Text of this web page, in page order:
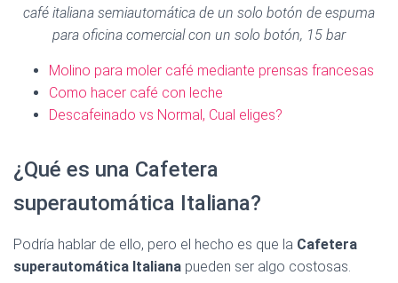
café italiana semiautomática de un solo botón de espuma
para oficina comercial con un solo botón, 15 bar
Molino para moler café mediante prensas francesas
Como hacer café con leche
Descafeinado vs Normal, Cual eliges?
¿Qué es una Cafetera
superautomática Italiana?
Podría hablar de ello, pero el hecho es que la Cafetera
superautomática Italiana pueden ser algo costosas.